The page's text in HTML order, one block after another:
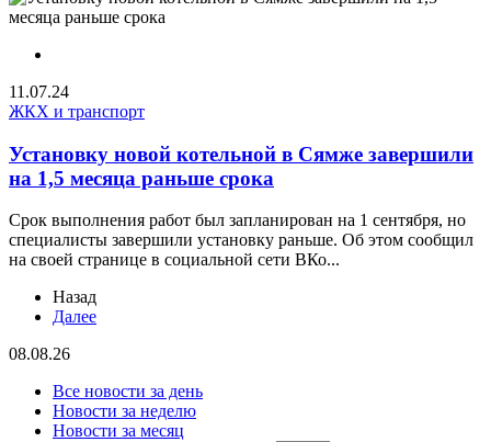
11.07.24
ЖКХ и транспорт
Установку новой котельной в Сямже завершили
на 1,5 месяца раньше срока
Срок выполнения работ был запланирован на 1 сентября, но
специалисты завершили установку раньше. Об этом сообщил
на своей странице в социальной сети ВКо...
Назад
Далее
08.08.26
Все новости за день
Новости за неделю
Новости за месяц